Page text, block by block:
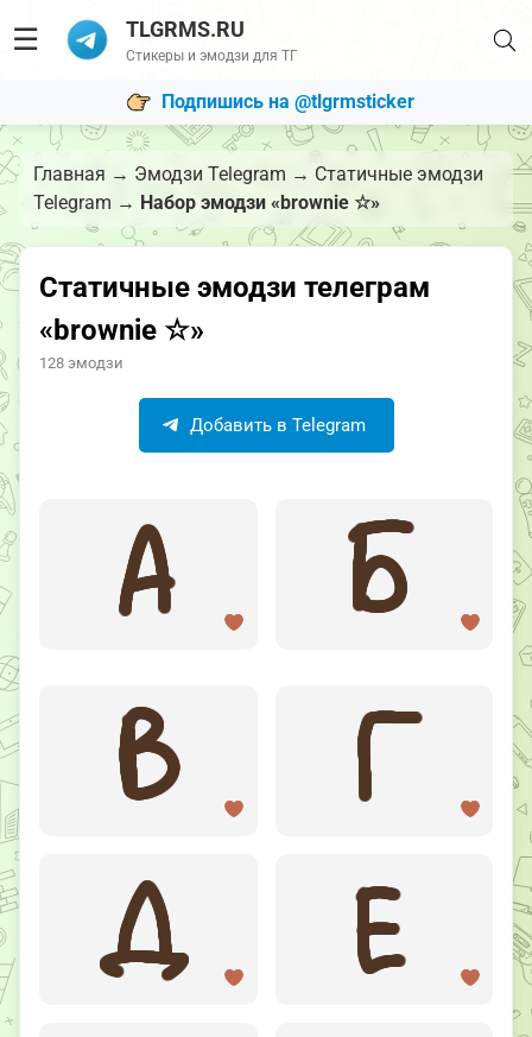
☰ TLGRMS.RU
Стикеры и эмодзи для ТГ
Подпишись на @tlgrmsticker
Главная → Эмодзи Telegram → Статичные эмодзи
Telegram → Набор эмодзи «brownie ☆»
Статичные эмодзи телеграм
«brownie ☆»
128 эмодзи
Добавить в Telegram